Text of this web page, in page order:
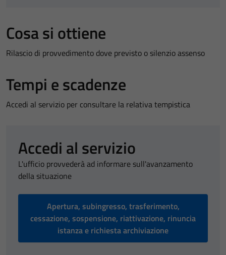
Cosa si ottiene
Rilascio di provvedimento dove previsto o silenzio assenso
Tempi e scadenze
Accedi al servizio per consultare la relativa tempistica
Accedi al servizio
L'ufficio provvederà ad informare sull'avanzamento
della situazione
Apertura, subingresso, trasferimento,
cessazione, sospensione, riattivazione, rinuncia
istanza e richiesta archiviazione